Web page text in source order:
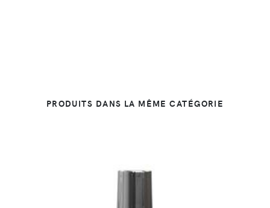
PRODUITS DANS LA MÊME CATÉGORIE